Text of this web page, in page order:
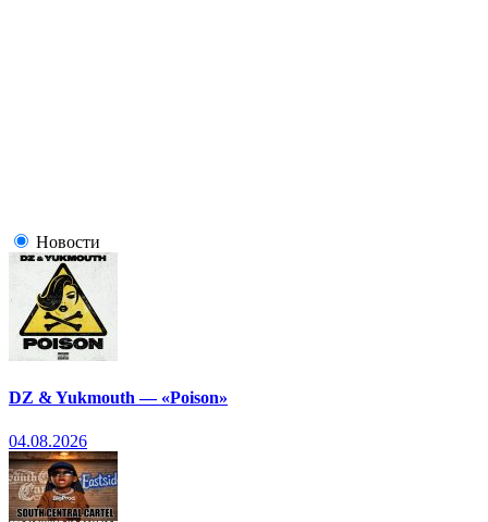
Новости
DZ & Yukmouth — «Poison»
04.08.2026